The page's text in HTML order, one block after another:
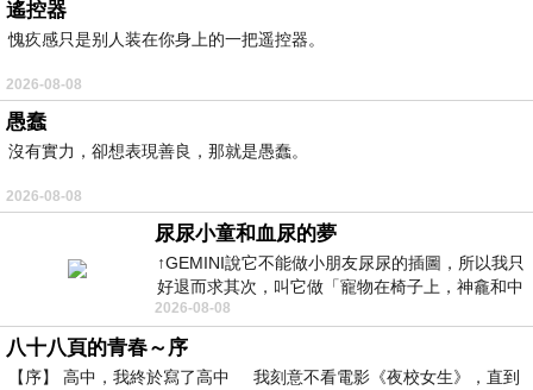
遙控器
愧疚感只是别人装在你身上的一把遥控器。
2026-08-08
愚蠢
沒有實力，卻想表現善良，那就是愚蠢。
2026-08-08
尿尿小童和血尿的夢
↑GEMINI說它不能做小朋友尿尿的插圖，所以我只
好退而求其次，叫它做「寵物在椅子上，神龕和中
年人臉孔」的畫了。 六月底
2026-08-08
八十八頁的青春～序
【序】 高中，我終於寫了高中 我刻意不看電影《夜校女生》，直到